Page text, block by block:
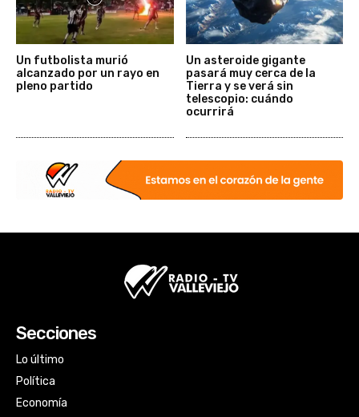
Un futbolista murió
alcanzado por un rayo en
pleno partido
Un asteroide gigante
pasará muy cerca de la
Tierra y se verá sin
telescopio: cuándo
ocurrirá
Secciones
Lo último
Política
Economía